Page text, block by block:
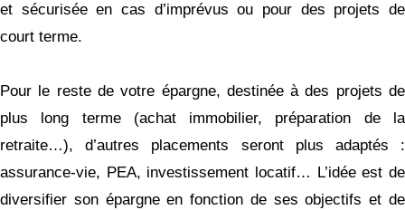
et sécurisée en cas d’imprévus ou pour des projets de
court terme.
Pour le reste de votre épargne, destinée à des projets de
plus long terme (achat immobilier, préparation de la
retraite…), d’autres placements seront plus adaptés :
assurance-vie, PEA, investissement locatif… L’idée est de
diversifier son épargne en fonction de ses objectifs et de